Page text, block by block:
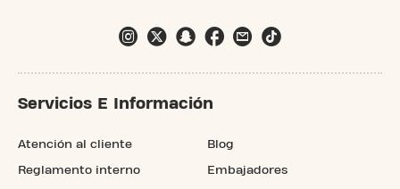
Servicios E Información
Atención al cliente
Reglamento interno
Blog
Embajadores